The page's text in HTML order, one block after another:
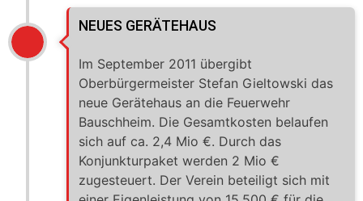
NEUES GERÄTEHAUS
Im September 2011 übergibt
Oberbürgermeister Stefan Gieltowski das
neue Gerätehaus an die Feuerwehr
Bauschheim. Die Gesamtkosten belaufen
sich auf ca. 2,4 Mio €. Durch das
Konjunkturpaket werden 2 Mio €
zugesteuert. Der Verein beteiligt sich mit